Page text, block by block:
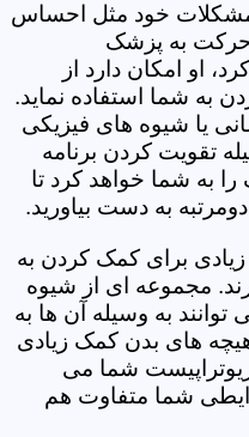
خود مثل احساس
حرکت به پزشک
او امکان دارد از
به شما استفاده نماید.
یا شیوه های فیزیکی
تقویت کردن برنامه
به شما خواهد کرد تا
به دست بیاورید.
برای کمک کردن به
مجموعه ای از شیوه
به وسیله آن ها به
های بدن کمک زیادی
شما می
شما متفاوت هم